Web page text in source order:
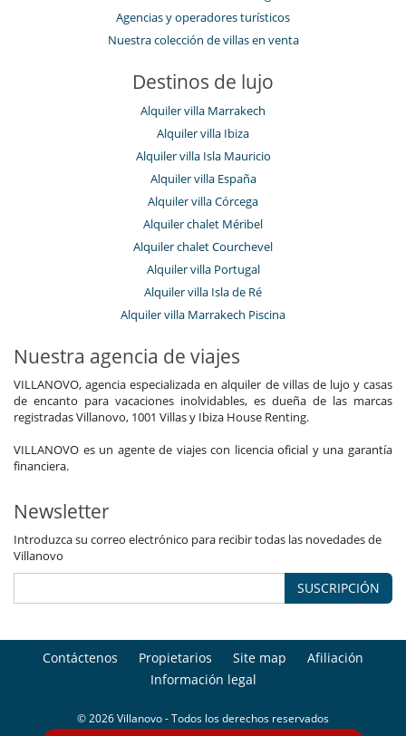
Agencias y operadores turísticos
Nuestra colección de villas en venta
Destinos de lujo
Alquiler villa Marrakech
Alquiler villa Ibiza
Alquiler villa Isla Mauricio
Alquiler villa España
Alquiler villa Córcega
Alquiler chalet Méribel
Alquiler chalet Courchevel
Alquiler villa Portugal
Alquiler villa Isla de Ré
Alquiler villa Marrakech Piscina
Nuestra agencia de viajes
VILLANOVO, agencia especializada en alquiler de villas de lujo y casas
de encanto para vacaciones inolvidables, es dueña de las marcas
registradas Villanovo, 1001 Villas y Ibiza House Renting.
VILLANOVO es un agente de viajes con licencia oficial y una garantía
financiera.
Newsletter
Introduzca su correo electrónico para recibir todas las novedades de
Villanovo
SUSCRIPCIÓN
Contáctenos Propietarios Site map
Afiliación
Información legal
© 2026 Villanovo - Todos los derechos reservados